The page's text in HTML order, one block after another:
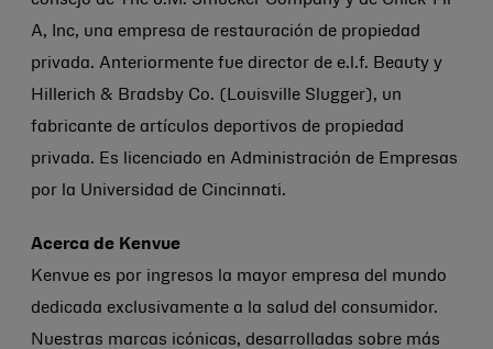
A, Inc, una empresa de restauración de propiedad
privada. Anteriormente fue director de e.l.f. Beauty y
Hillerich & Bradsby Co. (Louisville Slugger), un
fabricante de artículos deportivos de propiedad
privada. Es licenciado en Administración de Empresas
por la Universidad de Cincinnati.
Acerca de Kenvue
Kenvue es por ingresos la mayor empresa del mundo
dedicada exclusivamente a la salud del consumidor.
Nuestras marcas icónicas, desarrolladas sobre más